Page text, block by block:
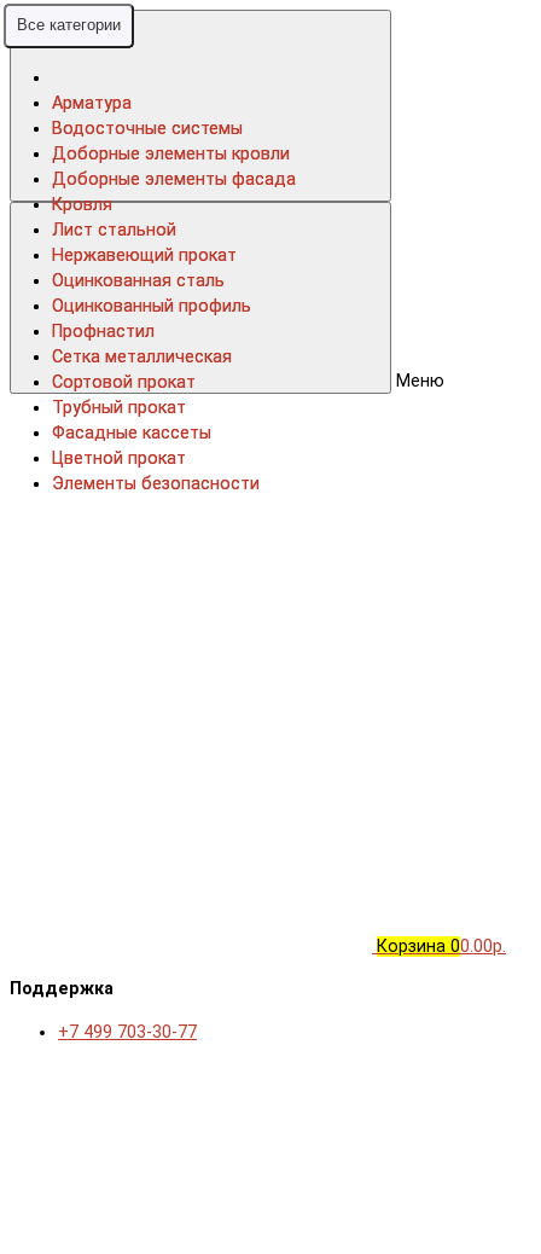
Меню
Корзина 00.00р.
Поддержка
+7 499 703-30-77
Все категории
Арматура
Водосточные системы
Доборные элементы кровли
Доборные элементы фасада
Кровля
Лист стальной
Нержавеющий прокат
Оцинкованная сталь
Оцинкованный профиль
Профнастил
Сетка металлическая
Сортовой прокат
Трубный прокат
Фасадные кассеты
Цветной прокат
Элементы безопасности
Все категории
Арматура
Водосточные системы
Доборные элементы кровли
Доборные элементы фасада
Кровля
Лист стальной
Нержавеющий прокат
Оцинкованная сталь
Оцинкованный профиль
Профнастил
Сетка металлическая
Сортовой прокат
Трубный прокат
Фасадные кассеты
Цветной прокат
Элементы безопасности